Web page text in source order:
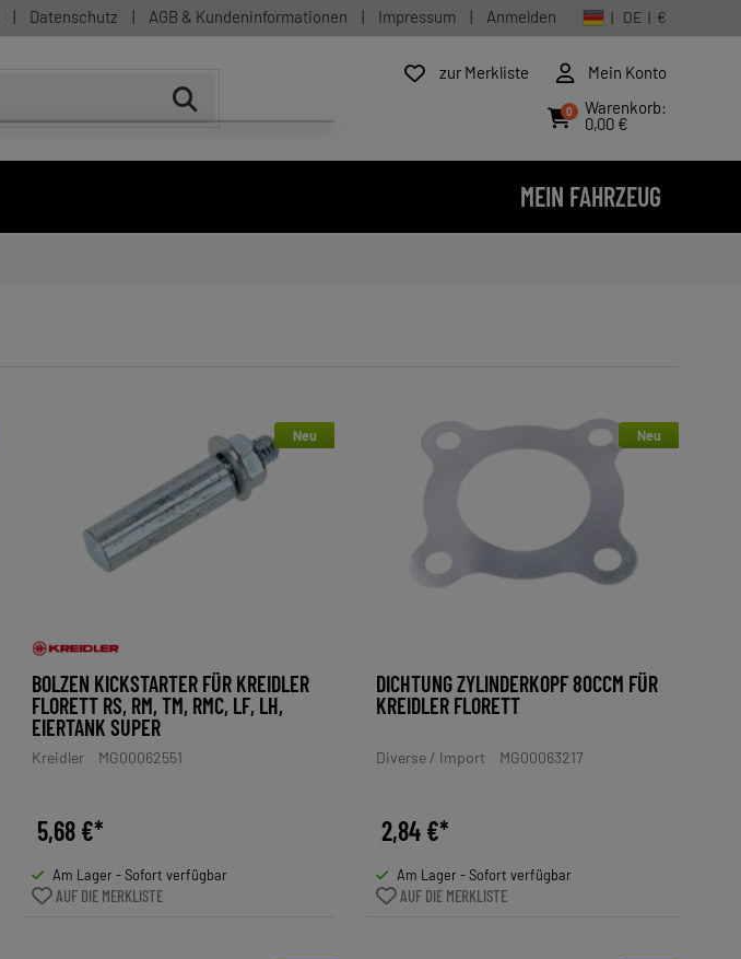
| Datenschutz | AGB & Kundeninformationen | Impressum | Anmelden | DE | €
zur Merkliste Mein Konto
0
Warenkorb:
0,00 €
MEIN FAHRZEUG
Neu
BOLZEN KICKSTARTER FÜR KREIDLER
FLORETT RS, RM, TM, RMC, LF, LH,
EIERTANK SUPER
Kreidler MG00062551
5,68 €*
Am Lager - Sofort verfügbar
AUF DIE MERKLISTE
Neu
DICHTUNG ZYLINDERKOPF 80CCM FÜR
KREIDLER FLORETT
Diverse / Import MG00063217
2,84 €*
Am Lager - Sofort verfügbar
AUF DIE MERKLISTE